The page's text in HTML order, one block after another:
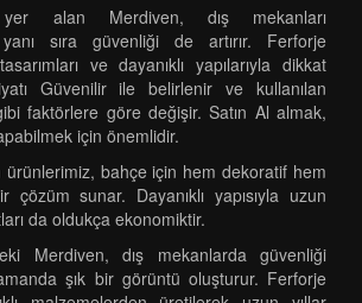
alan Merdiven, dış mekanları
sıra güvenliği de artırır. Ferforje
ve dayanıklı yapılarıyla dikkat
Güvenilir ile belirlenir ve kullanılan
faktörlere göre değişir. Satın Al almak,
için önemlidir.
bahçe için hem dekoratif hem
sunar. Dayanıklı yapısıyla uzun
da oldukça ekonomiktir.
Merdiven, dış mekanlarda güvenliği
şık bir görüntü oluşturur. Ferforje